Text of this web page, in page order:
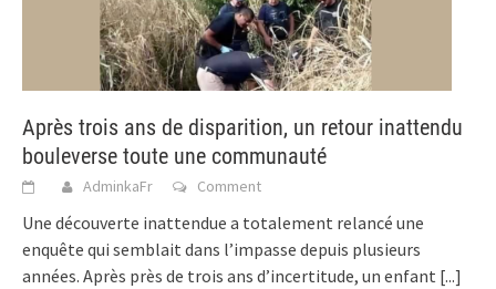
Après trois ans de disparition, un retour inattendu
bouleverse toute une communauté
AdminkaFr Comment
Une découverte inattendue a totalement relancé une
enquête qui semblait dans l’impasse depuis plusieurs
années. Après près de trois ans d’incertitude, un enfant [...]